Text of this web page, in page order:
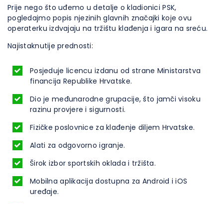
Prije nego što uđemo u detalje o kladionici PSK,
pogledajmo popis njezinih glavnih značajki koje ovu
operaterku izdvajaju na tržištu klađenja i igara na sreću.
Najistaknutije prednosti:
Posjeduje licencu izdanu od strane Ministarstva
financija Republike Hrvatske.
Dio je međunarodne grupacije, što jamči visoku
razinu provjere i sigurnosti.
Fizičke poslovnice za klađenje diljem Hrvatske.
Alati za odgovorno igranje.
Širok izbor sportskih oklada i tržišta.
Mobilna aplikacija dostupna za Android i iOS
uređaje.